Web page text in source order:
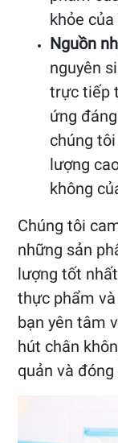
khỏe
Nguồn
nguyên
trực tiếp
ứng
chúng
lượng
không
Chúng tôi
những sản
lượng tốt
thực phẩm
bạn yên tâm
hút chân
quản và